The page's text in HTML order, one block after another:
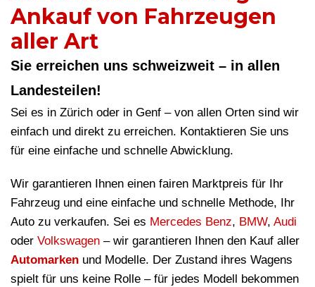
Ankauf von Fahrzeugen
aller Art
Sie erreichen uns schweizweit – in allen
Landesteilen!
Sei es in Zürich oder in Genf – von allen Orten sind wir
einfach und direkt zu erreichen. Kontaktieren Sie uns
für eine einfache und schnelle Abwicklung.
Wir garantieren Ihnen einen fairen Marktpreis für Ihr
Fahrzeug und eine einfache und schnelle Methode, Ihr
Auto zu verkaufen. Sei es Mercedes Benz, BMW, Audi
oder Volkswagen – wir garantieren Ihnen den Kauf aller
Automarken und Modelle. Der Zustand ihres Wagens
spielt für uns keine Rolle – für jedes Modell bekommen